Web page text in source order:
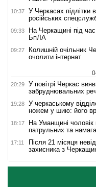
10:37
У Черкасах підлітки
російських
09:33
На Черкащині під
БпЛА
09:27
Колишній очільник
очолити інтернат
20:29
У повітрі Черкас
забруднювальних
19:28
У черкаському
ножем у шию: його
18:17
На Уманщині чоловік
патрульних та
17:11
Після 21 місяця
захисника з